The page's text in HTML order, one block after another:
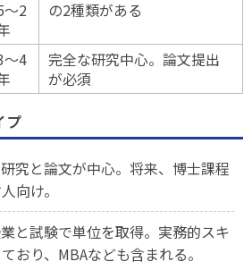
〜2
の2種類がある
〜4
完全な研究中心。論文提出
が必須
プ
研究と論文が中心。将来、博士課程
向け。
業と試験で単位を取得。実務的スキ
おり、MBAなども含まれる。